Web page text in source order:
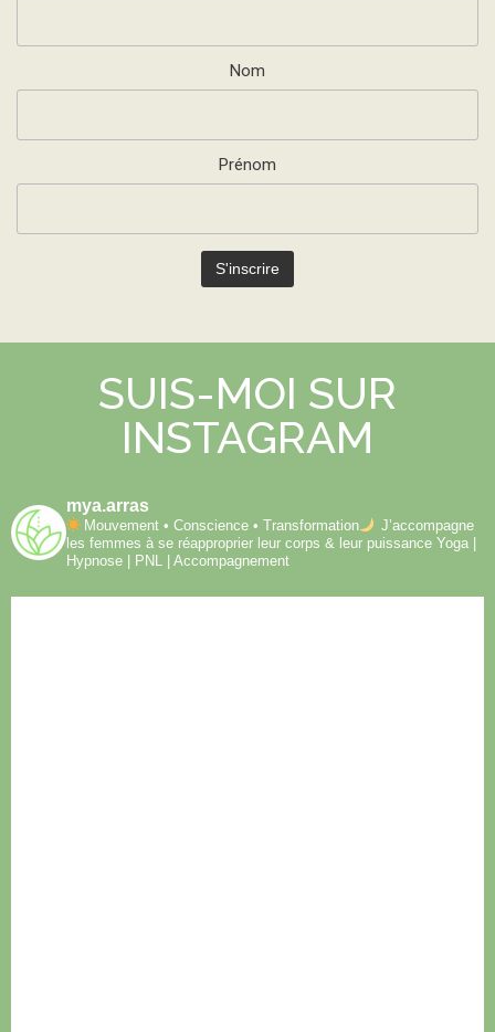
Nom
Prénom
SUIS-MOI SUR
INSTAGRAM
mya.arras
Mouvement • Conscience • Transformation
J’accompagne
les femmes à se réapproprier leur corps & leur puissance Yoga |
Hypnose | PNL | Accompagnement